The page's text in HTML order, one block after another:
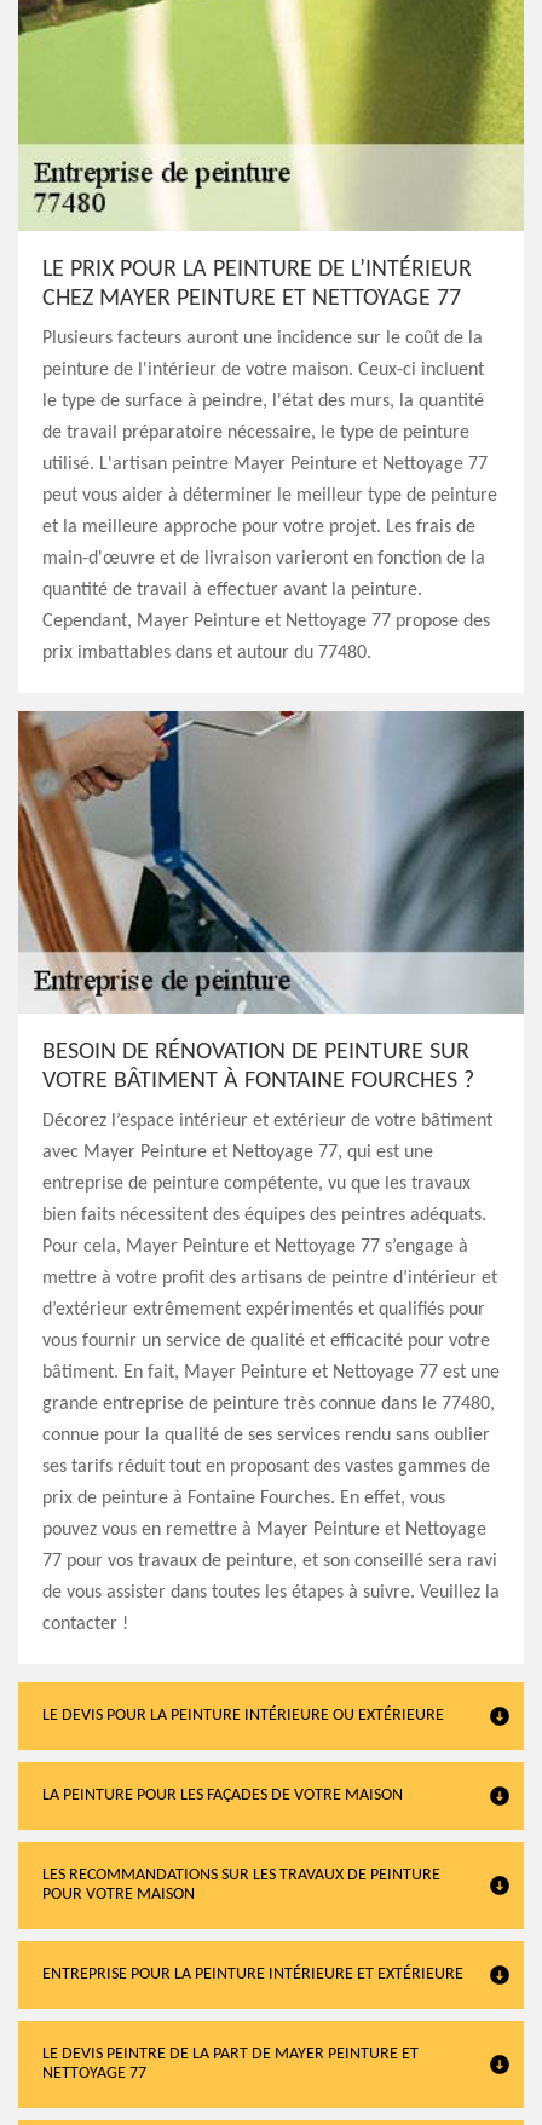
LE PRIX POUR LA PEINTURE DE L’INTÉRIEUR
CHEZ MAYER PEINTURE ET NETTOYAGE 77
Plusieurs facteurs auront une incidence sur le coût de la
peinture de l'intérieur de votre maison. Ceux-ci incluent
le type de surface à peindre, l'état des murs, la quantité
de travail préparatoire nécessaire, le type de peinture
utilisé. L'artisan peintre Mayer Peinture et Nettoyage 77
peut vous aider à déterminer le meilleur type de peinture
et la meilleure approche pour votre projet. Les frais de
main-d'œuvre et de livraison varieront en fonction de la
quantité de travail à effectuer avant la peinture.
Cependant, Mayer Peinture et Nettoyage 77 propose des
prix imbattables dans et autour du 77480.
BESOIN DE RÉNOVATION DE PEINTURE SUR
VOTRE BÂTIMENT À FONTAINE FOURCHES ?
Décorez l’espace intérieur et extérieur de votre bâtiment
avec Mayer Peinture et Nettoyage 77, qui est une
entreprise de peinture compétente, vu que les travaux
bien faits nécessitent des équipes des peintres adéquats.
Pour cela, Mayer Peinture et Nettoyage 77 s’engage à
mettre à votre profit des artisans de peintre d’intérieur et
d’extérieur extrêmement expérimentés et qualifiés pour
vous fournir un service de qualité et efficacité pour votre
bâtiment. En fait, Mayer Peinture et Nettoyage 77 est une
grande entreprise de peinture très connue dans le 77480,
connue pour la qualité de ses services rendu sans oublier
ses tarifs réduit tout en proposant des vastes gammes de
prix de peinture à Fontaine Fourches. En effet, vous
pouvez vous en remettre à Mayer Peinture et Nettoyage
77 pour vos travaux de peinture, et son conseillé sera ravi
de vous assister dans toutes les étapes à suivre. Veuillez la
contacter !
LE DEVIS POUR LA PEINTURE INTÉRIEURE OU EXTÉRIEURE
LA PEINTURE POUR LES FAÇADES DE VOTRE MAISON
LES RECOMMANDATIONS SUR LES TRAVAUX DE PEINTURE
POUR VOTRE MAISON
ENTREPRISE POUR LA PEINTURE INTÉRIEURE ET EXTÉRIEURE
LE DEVIS PEINTRE DE LA PART DE MAYER PEINTURE ET
NETTOYAGE 77